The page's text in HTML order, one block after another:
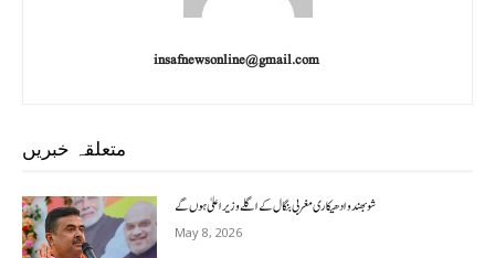
insafnewsonline@gmail.com
متعلقہ خبریں
شوبھندو ادھیکاری مغربی بنگال کے اگلے وزیر اعلیٰ ہوں گے
May 8, 2026